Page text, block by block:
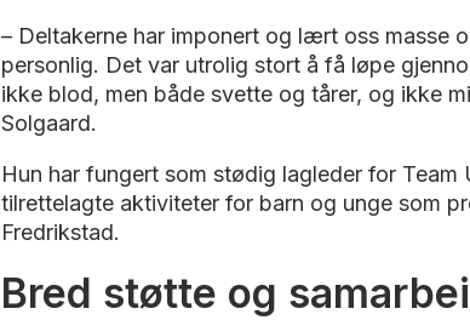
– Deltakerne har imponert og lært oss masse
personlig. Det var utrolig stort å få løpe
ikke blod, men både svette og tårer, og ikke
Solgaard.
Hun har fungert som stødig lagleder for
tilrettelagte aktiviteter for barn og unge som
Fredrikstad.
Bred støtte og